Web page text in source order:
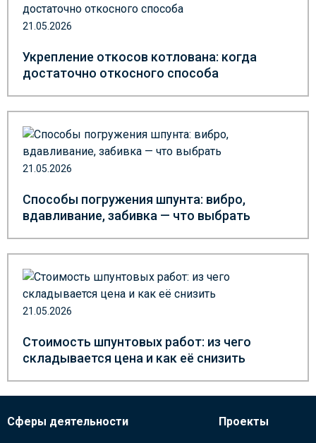
21.05.2026
Укрепление откосов котлована: когда
достаточно откосного способа
21.05.2026
Способы погружения шпунта: вибро,
вдавливание, забивка — что выбрать
21.05.2026
Стоимость шпунтовых работ: из чего
складывается цена и как её снизить
Сферы деятельности Проекты